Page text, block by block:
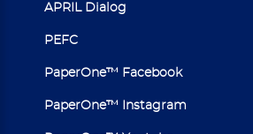
APRIL Dialog
PEFC
PaperOne™ Facebook
PaperOne™ Instagram